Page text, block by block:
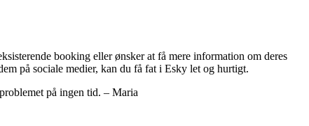
booking eller ønsker at få mere information om deres
på sociale medier, kan du få fat i Esky let og hurtigt.
på ingen tid. – Maria